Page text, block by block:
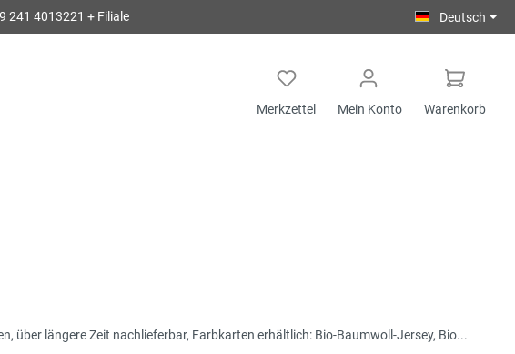
241 4013221 + Filiale Deutsch
Merkzettel Mein Konto Warenkorb
über längere Zeit nachlieferbar, Farbkarten erhältlich: Bio-Baumwoll-Jersey, Bio...